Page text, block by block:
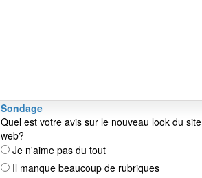
Sondage
Quel est votre avis sur le nouveau look du site
web?
Je n'aime pas du tout
Il manque beaucoup de rubriques